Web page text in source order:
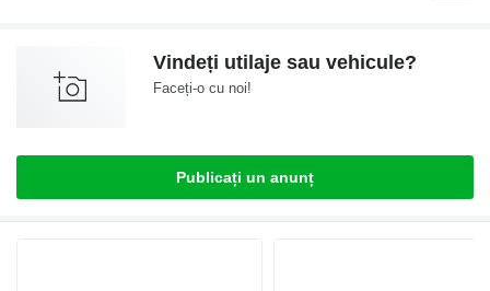
Vindeți utilaje sau vehicule?
Faceți-o cu noi!
Publicați un anunț